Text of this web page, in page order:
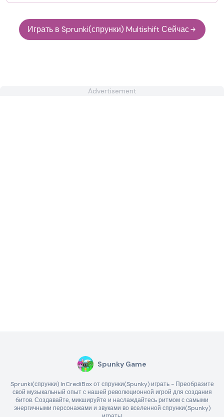
Играть в Sprunki(спрунки) Multishift Сейчас
Advertisement
Spunky Game
Sprunki(спрунки) InCrediBox от спрунки(Spunky) играть - Преобразите
свой музыкальный опыт с нашей революционной игрой для создания
битов. Создавайте, микшируйте и наслаждайтесь ритмом с самыми
энергичными персонажами и звуками во вселенной спрунки(Spunky)